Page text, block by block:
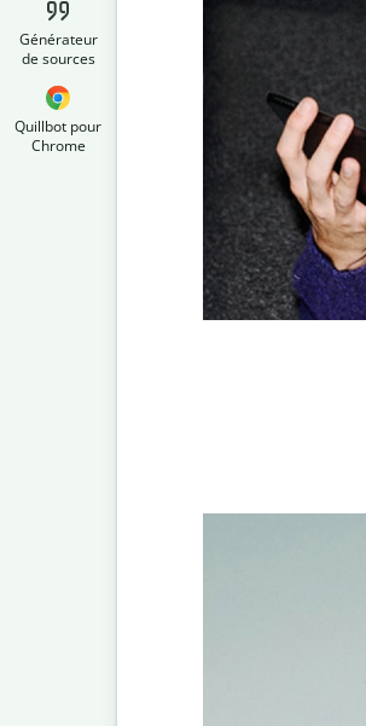
Générateur
de sources
Quillbot pour
Chrome